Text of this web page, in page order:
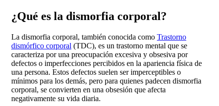
¿Qué es la dismorfia corporal?
La dismorfia corporal, también conocida como Trastorno
dismórfico corporal (TDC), es un trastorno mental que se
caracteriza por una preocupación excesiva y obsesiva por
defectos o imperfecciones percibidos en la apariencia física de
una persona. Estos defectos suelen ser imperceptibles o
mínimos para los demás, pero para quienes padecen dismorfia
corporal, se convierten en una obsesión que afecta
negativamente su vida diaria.